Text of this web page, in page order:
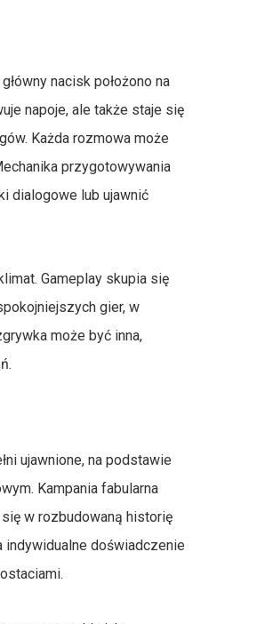
nacisk położono na
napoje, ale także staje się
Każda rozmowa może
przygotowywania
dialogowe lub ujawnić
Gameplay skupia się
gier, w
może być inna,
ujawnione, na podstawie
Kampania fabularna
w rozbudowaną historię
indywidualne doświadczenie